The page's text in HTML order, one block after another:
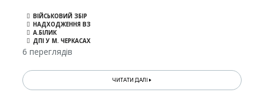
ВІЙСЬКОВИЙ ЗБІР
НАДХОДЖЕННЯ ВЗ
А.БІЛИК
ДПІ У М. ЧЕРКАСАХ
6 переглядів
ЧИТАТИ ДАЛІ